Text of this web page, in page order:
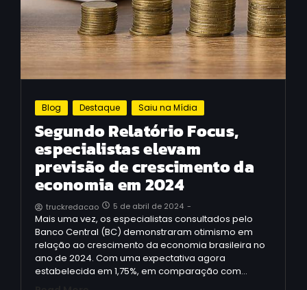
Blog Destaque Saiu na Mídia
Segundo Relatório Focus,
especialistas elevam
previsão de crescimento da
economia em 2024
truckredacao 5 de abril de 2024 -
Mais uma vez, os especialistas consultados pelo
Banco Central (BC) demonstraram otimismo em
relação ao crescimento da economia brasileira no
ano de 2024. Com uma expectativa agora
estabelecida em 1,75%, em comparação com…